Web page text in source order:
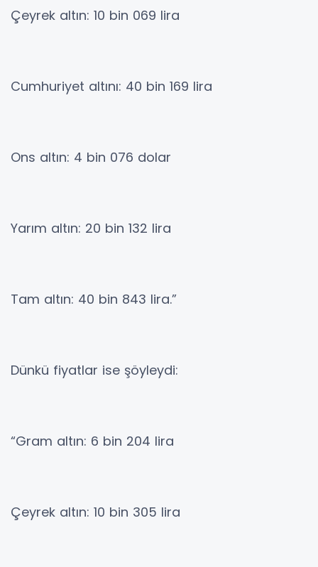
Çeyrek altın: 10 bin 069 lira
Cumhuriyet altını: 40 bin 169 lira
Ons altın: 4 bin 076 dolar
Yarım altın: 20 bin 132 lira
Tam altın: 40 bin 843 lira.”
Dünkü fiyatlar ise şöyleydi:
“Gram altın: 6 bin 204 lira
Çeyrek altın: 10 bin 305 lira